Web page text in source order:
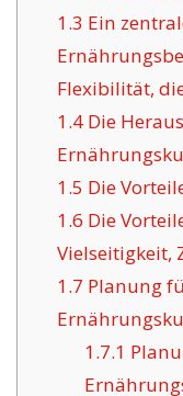
1.3 Ein
Flexibilität,
1.4Die
1.5 Die
1.6 Die
Vielseitigkeit,
1.7 Planung
1.7.1